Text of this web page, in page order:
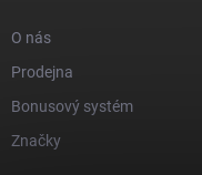
O nás
Prodejna
Bonusový systém
Značky